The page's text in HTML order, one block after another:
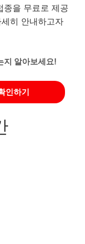
종을 무료로 제공
히 안내하고자
지 알아보세요!
인하기